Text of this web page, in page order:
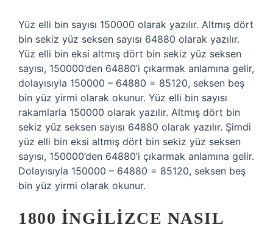
Yüz elli bin sayısı 150000 olarak yazılır. Altmış dört
bin sekiz yüz seksen sayısı 64880 olarak yazılır.
Yüz elli bin eksi altmış dört bin sekiz yüz seksen
sayısı, 150000’den 64880’i çıkarmak anlamına gelir,
dolayısıyla 150000 – 64880 = 85120, seksen beş
bin yüz yirmi olarak okunur. Yüz elli bin sayısı
rakamlarla 150000 olarak yazılır. Altmış dört bin
sekiz yüz seksen sayısı 64880 olarak yazılır. Şimdi
yüz elli bin eksi altmış dört bin sekiz yüz seksen
sayısı, 150000’den 64880’i çıkarmak anlamına gelir.
Dolayısıyla 150000 – 64880 = 85120, seksen beş
bin yüz yirmi olarak okunur.
1800 INGILIZCE NASIL